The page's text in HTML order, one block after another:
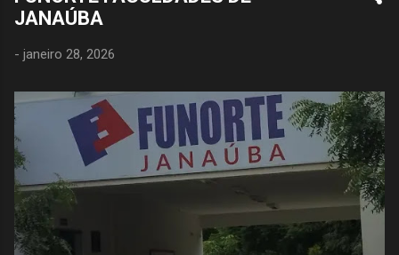
JANAÚBA
- janeiro 28, 2026